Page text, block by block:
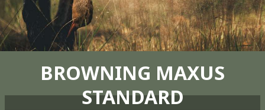
BROWNING MAXUS
STANDARD